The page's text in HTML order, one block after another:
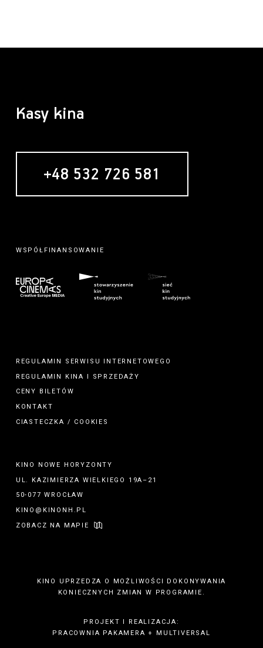
Kasy kina
+48 532 726 581
WSPÓŁFINANSOWANIE
REGULAMIN SERWISU INTERNETOWEGO
REGULAMIN KINA I
SPRZEDAŻY
CENY BILETÓW
KONTAKT
CIASTECZKA / COOKIES
KINO NOWE HORYZONTY
UL. KAZIMIERZA WIELKIEGO 19A–21
50-077 WROCŁAW
KINO@KINONH.PL
ZOBACZ NA MAPIE
KINO UPRZEDZA O MOŻLIWOŚCI DOKONYWANIA
KONIECZNYCH ZMIAN W PROGRAMIE.
PROJEKT I REALIZACJA:
PRACOWNIA PAKAMERA + MULTIVERSAL